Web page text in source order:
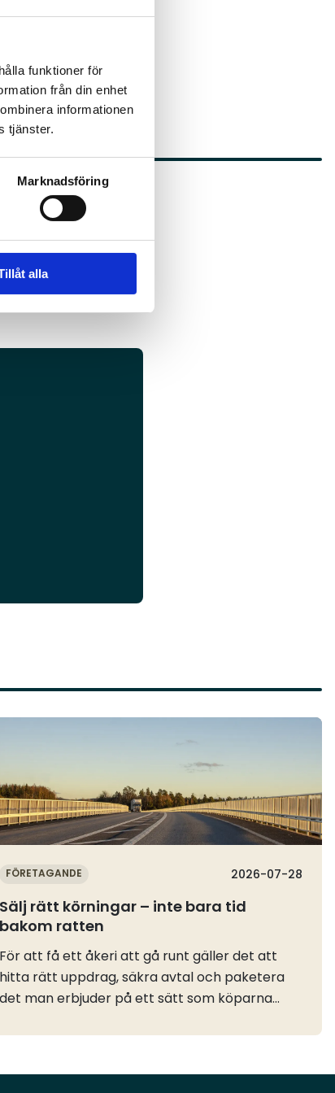
funktioner för
från din enhet
informationen
tjänster.
Marknadsföring
alla
FÖRETAGANDE 2026-07-28
Sälj rätt körningar – inte bara tid
bakom ratten
För att få ett åkeri att gå runt gäller det att
hitta rätt uppdrag, säkra avtal och paketera
det man erbjuder på ett sätt som köparna
sig av sina bästa tips.Ha kunder klara när